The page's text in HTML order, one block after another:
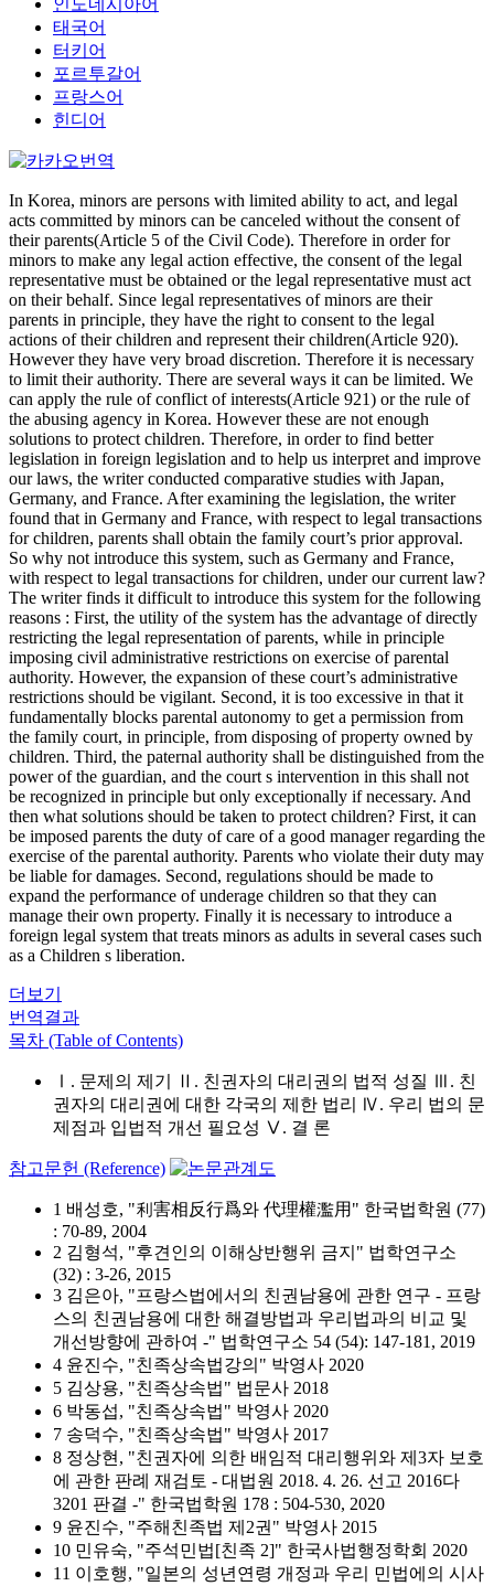
인도네시아어
태국어
터키어
포르투갈어
프랑스어
힌디어
In Korea, minors are persons with limited ability to act, and legal
acts committed by minors can be canceled without the consent of
their parents(Article 5 of the Civil Code). Therefore in order for
minors to make any legal action effective, the consent of the legal
representative must be obtained or the legal representative must act
on their behalf. Since legal representatives of minors are their
parents in principle, they have the right to consent to the legal
actions of their children and represent their children(Article 920).
However they have very broad discretion. Therefore it is necessary
to limit their authority. There are several ways it can be limited. We
can apply the rule of conflict of interests(Article 921) or the rule of
the abusing agency in Korea. However these are not enough
solutions to protect children. Therefore, in order to find better
legislation in foreign legislation and to help us interpret and improve
our laws, the writer conducted comparative studies with Japan,
Germany, and France. After examining the legislation, the writer
found that in Germany and France, with respect to legal transactions
for children, parents shall obtain the family court’s prior approval.
So why not introduce this system, such as Germany and France,
with respect to legal transactions for children, under our current law?
The writer finds it difficult to introduce this system for the following
reasons : First, the utility of the system has the advantage of directly
restricting the legal representation of parents, while in principle
imposing civil administrative restrictions on exercise of parental
authority. However, the expansion of these court’s administrative
restrictions should be vigilant. Second, it is too excessive in that it
fundamentally blocks parental autonomy to get a permission from
the family court, in principle, from disposing of property owned by
children. Third, the paternal authority shall be distinguished from the
power of the guardian, and the court s intervention in this shall not
be recognized in principle but only exceptionally if necessary. And
then what solutions should be taken to protect children? First, it can
be imposed parents the duty of care of a good manager regarding the
exercise of the parental authority. Parents who violate their duty may
be liable for damages. Second, regulations should be made to
expand the performance of underage children so that they can
manage their own property. Finally it is necessary to introduce a
foreign legal system that treats minors as adults in several cases such
as a Children s liberation.
더보기
번역결과
목차 (Table of Contents)
Ⅰ. 문제의 제기 Ⅱ. 친권자의 대리권의 법적 성질 Ⅲ. 친
권자의 대리권에 대한 각국의 제한 법리 Ⅳ. 우리 법의 문
제점과 입법적 개선 필요성 Ⅴ. 결 론
참고문헌 (Reference)
1 배성호, "利害相反行爲와 代理權濫用" 한국법학원 (77)
: 70-89, 2004
2 김형석, "후견인의 이해상반행위 금지" 법학연구소
(32) : 3-26, 2015
3 김은아, "프랑스법에서의 친권남용에 관한 연구 - 프랑
스의 친권남용에 대한 해결방법과 우리법과의 비교 및
개선방향에 관하여 -" 법학연구소 54 (54): 147-181, 2019
4 윤진수, "친족상속법강의" 박영사 2020
5 김상용, "친족상속법" 법문사 2018
6 박동섭, "친족상속법" 박영사 2020
7 송덕수, "친족상속법" 박영사 2017
8 정상현, "친권자에 의한 배임적 대리행위와 제3자 보호
에 관한 판례 재검토 - 대법원 2018. 4. 26. 선고 2016다
3201 판결 -" 한국법학원 178 : 504-530, 2020
9 윤진수, "주해친족법 제2권" 박영사 2015
10 민유숙, "주석민법[친족 2]" 한국사법행정학회 2020
11 이호행, "일본의 성년연령 개정과 우리 민법에의 시사